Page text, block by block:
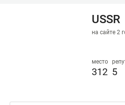
USSR
на сайте 2
место
312 5